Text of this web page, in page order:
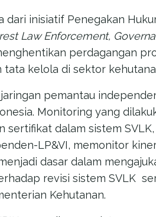
dari inisiatif Penegakan
Law Enforcement,
perdagangan
tata kelola di sektor
pemantau
Monitoring yang
sertifikat dalam sistem
LP&VI, memonitor
dasar dalam
revisi sistem SVLK
Kehutanan.